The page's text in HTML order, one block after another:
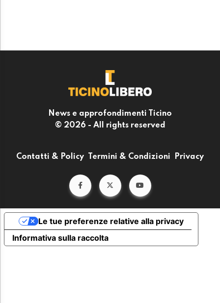
News e approfondimenti Ticino
© 2026 - All rights reserved
Contatti & Policy Termini & Condizioni Privacy
Informativa sulla raccolta
Le tue preferenze relative alla privacy